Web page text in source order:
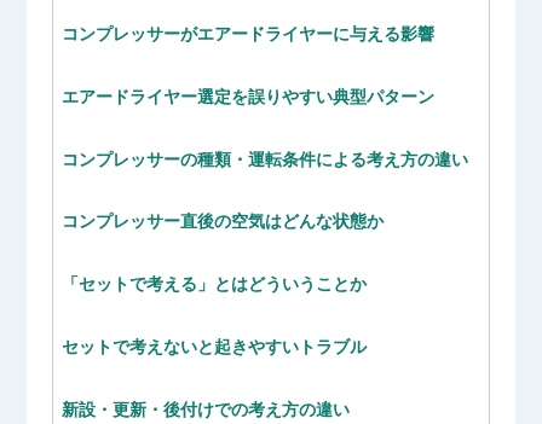
コンプレッサーがエアードライヤーに与える影響
エアードライヤー選定を誤りやすい典型パターン
コンプレッサーの種類・運転条件による考え方の違い
コンプレッサー直後の空気はどんな状態か
「セットで考える」とはどういうことか
セットで考えないと起きやすいトラブル
新設・更新・後付けでの考え方の違い